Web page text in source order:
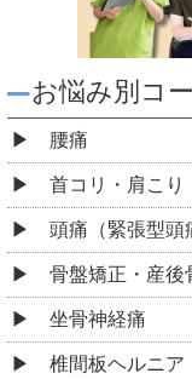
お悩み別コ
腰痛
首コリ・肩こり
頭痛（緊張型頭
骨盤矯正・産後
坐骨神経痛
椎間板ヘルニア